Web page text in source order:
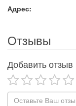
Адрес:
Отзывы
Добавить отзыв